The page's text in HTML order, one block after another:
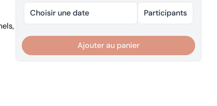
Choisir une date Participants
Ajouter au panier